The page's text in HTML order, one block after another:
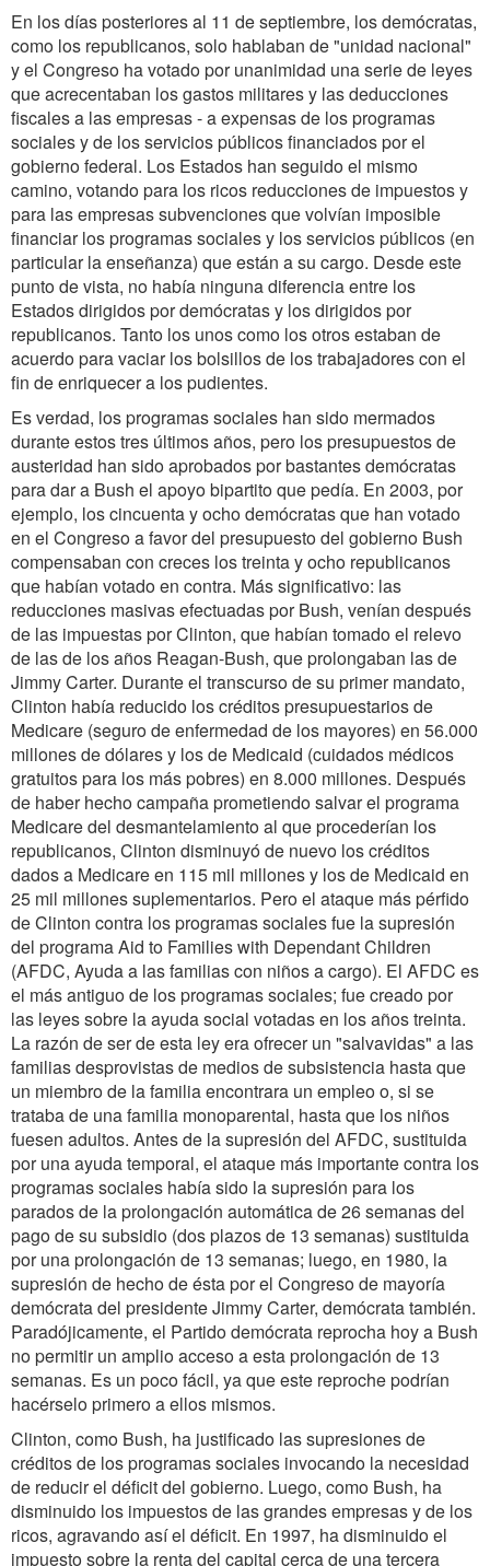
En los días posteriores al 11 de septiembre, los demócratas,
como los republicanos, solo hablaban de "unidad nacional"
y el Congreso ha votado por unanimidad una serie de leyes
que acrecentaban los gastos militares y las deducciones
fiscales a las empresas - a expensas de los programas
sociales y de los servicios públicos financiados por el
gobierno federal. Los Estados han seguido el mismo
camino, votando para los ricos reducciones de impuestos y
para las empresas subvenciones que volvían imposible
financiar los programas sociales y los servicios públicos (en
particular la enseñanza) que están a su cargo. Desde este
punto de vista, no había ninguna diferencia entre los
Estados dirigidos por demócratas y los dirigidos por
republicanos. Tanto los unos como los otros estaban de
acuerdo para vaciar los bolsillos de los trabajadores con el
fin de enriquecer a los pudientes.
Es verdad, los programas sociales han sido mermados
durante estos tres últimos años, pero los presupuestos de
austeridad han sido aprobados por bastantes demócratas
para dar a Bush el apoyo bipartito que pedía. En 2003, por
ejemplo, los cincuenta y ocho demócratas que han votado
en el Congreso a favor del presupuesto del gobierno Bush
compensaban con creces los treinta y ocho republicanos
que habían votado en contra. Más significativo: las
reducciones masivas efectuadas por Bush, venían después
de las impuestas por Clinton, que habían tomado el relevo
de las de los años Reagan-Bush, que prolongaban las de
Jimmy Carter. Durante el transcurso de su primer mandato,
Clinton había reducido los créditos presupuestarios de
Medicare (seguro de enfermedad de los mayores) en 56.000
millones de dólares y los de Medicaid (cuidados médicos
gratuitos para los más pobres) en 8.000 millones. Después
de haber hecho campaña prometiendo salvar el programa
Medicare del desmantelamiento al que procederían los
republicanos, Clinton disminuyó de nuevo los créditos
dados a Medicare en 115 mil millones y los de Medicaid en
25 mil millones suplementarios. Pero el ataque más pérfido
de Clinton contra los programas sociales fue la supresión
del programa Aid to Families with Dependant Children
(AFDC, Ayuda a las familias con niños a cargo). El AFDC es
el más antiguo de los programas sociales; fue creado por
las leyes sobre la ayuda social votadas en los años treinta.
La razón de ser de esta ley era ofrecer un "salvavidas" a las
familias desprovistas de medios de subsistencia hasta que
un miembro de la familia encontrara un empleo o, si se
trataba de una familia monoparental, hasta que los niños
fuesen adultos. Antes de la supresión del AFDC, sustituida
por una ayuda temporal, el ataque más importante contra los
programas sociales había sido la supresión para los
parados de la prolongación automática de 26 semanas del
pago de su subsidio (dos plazos de 13 semanas) sustituida
por una prolongación de 13 semanas; luego, en 1980, la
supresión de hecho de ésta por el Congreso de mayoría
demócrata del presidente Jimmy Carter, demócrata también.
Paradójicamente, el Partido demócrata reprocha hoy a Bush
no permitir un amplio acceso a esta prolongación de 13
semanas. Es un poco fácil, ya que este reproche podrían
hacérselo primero a ellos mismos.
Clinton, como Bush, ha justificado las supresiones de
créditos de los programas sociales invocando la necesidad
de reducir el déficit del gobierno. Luego, como Bush, ha
disminuido los impuestos de las grandes empresas y de los
ricos, agravando así el déficit. En 1997, ha disminuido el
impuesto sobre la renta del capital cerca de una tercera